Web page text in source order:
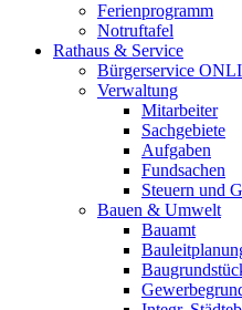
Ferienprogramm
Notruftafel
Rathaus & Service
Bürgerservice
Verwaltung
Mitarbeiter
Sachgebiete
Aufgaben
Fundsachen
Steuern und
Bauen & Umwelt
Bauamt